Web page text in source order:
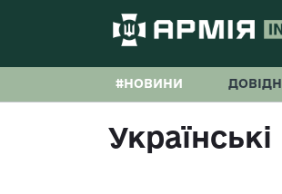
#НОВИНИ